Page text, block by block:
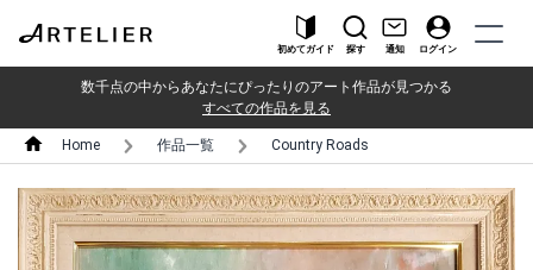
初めてガイド 探す 通知 ログイン
数千点の中からあなたにぴったりのアート作品が見つかる
すべての作品を見る
Home 作品一覧 Country Roads